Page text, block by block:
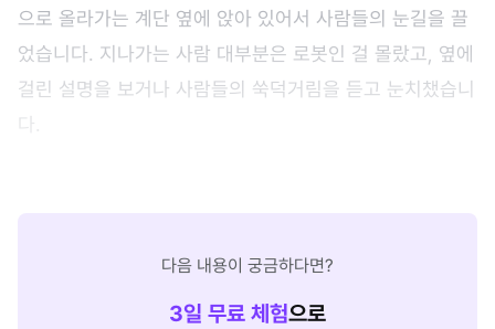
으로 올라가는 계단 옆에 앉아 있어서 사람들의 눈길을 끌
었습니다. 지나가는 사람 대부분은 로봇인 걸 몰랐고, 옆에
걸린 설명을 보거나 사람들의 쑥덕거림을 듣고 눈치챘습니
다.
다음 내용이 궁금하다면?
3일 무료 체험으로